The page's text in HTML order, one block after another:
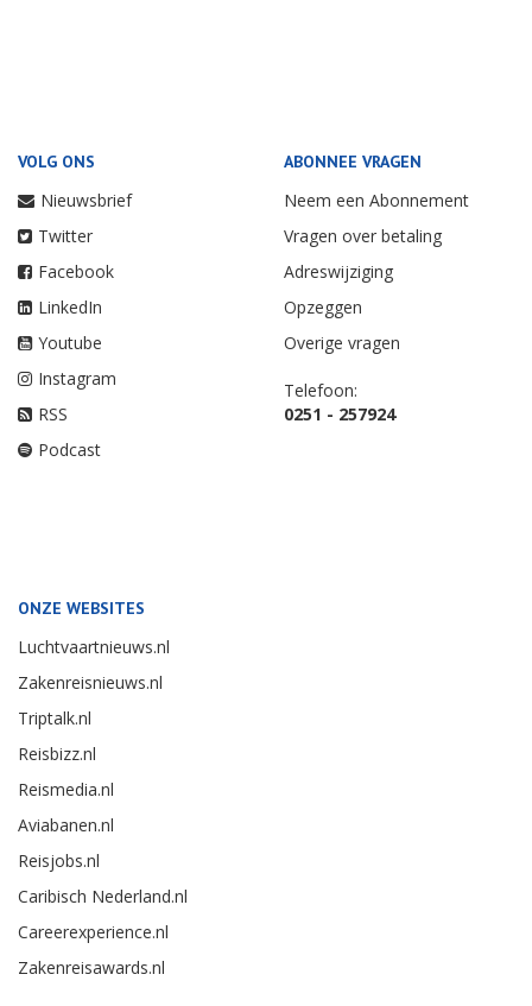
VOLG ONS
Nieuwsbrief
Twitter
Facebook
LinkedIn
Youtube
Instagram
RSS
Podcast
ABONNEE VRAGEN
Neem een Abonnement
Vragen over betaling
Adreswijziging
Opzeggen
Overige vragen
Telefoon:
0251 - 257924
ONZE WEBSITES
Luchtvaartnieuws.nl
Zakenreisnieuws.nl
Triptalk.nl
Reisbizz.nl
Reismedia.nl
Aviabanen.nl
Reisjobs.nl
Caribisch Nederland.nl
Careerexperience.nl
Zakenreisawards.nl